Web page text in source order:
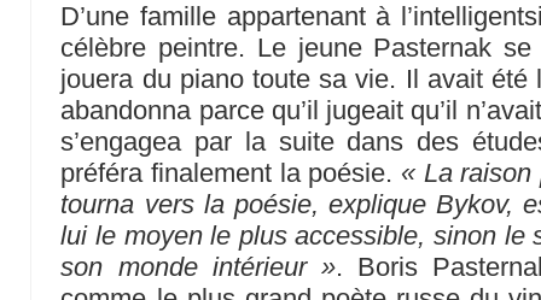
D’une famille appartenant à
célèbre peintre. Le jeune Pasternak
jouera du piano toute sa vie. Il avait été
abandonna parce qu’il jugeait qu’il
s’engagea par la suite dans des
préféra finalement la poésie. « La raison
tourna vers la poésie, explique Bykov,
lui le moyen le plus accessible, sinon le
son monde intérieur ». Boris